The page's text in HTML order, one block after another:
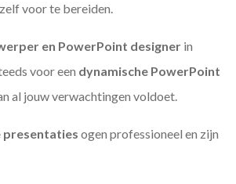
voor te bereiden.
en PowerPoint designer in
voor een dynamische PowerPoint
al jouw verwachtingen voldoet.
presentaties ogen professioneel en zijn